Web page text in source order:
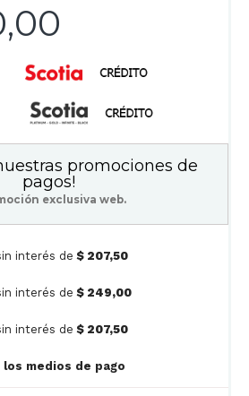
promociones de
pagos!
exclusiva web.
interés de $ 207,50
interés de $ 249,00
interés de $ 207,50
Ver cuotas y todos los medios de pago